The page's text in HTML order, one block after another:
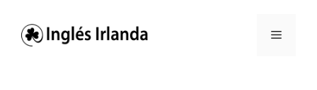
contenido
Menú